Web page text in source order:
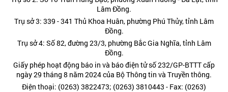
Lâm Đồng.
Trụ sở 3: 339 - 341 Thủ Khoa Huân, phường Phú Thủy, tỉnh Lâm
Đồng.
Trụ sở 4: Số 82, đường 23/3, phường Bắc Gia Nghĩa, tỉnh Lâm
Đồng.
Giấy phép hoạt động báo in và báo điện tử số 232/GP-BTTT cấp
ngày 29 tháng 8 năm 2024 của Bộ Thông tin và Truyền thông.
Điện thoại: (0263) 3822473; (0263) 3810443 - Fax: (0263)